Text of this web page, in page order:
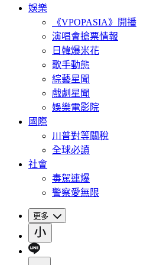
娛樂
《VPOPASIA》開播
演唱會搶票情報
日韓爆米花
歌手動態
綜藝星聞
戲劇星聞
娛樂電影院
國際
川普對等關稅
全球必讀
社會
毒駕連爆
警察愛無限
更多